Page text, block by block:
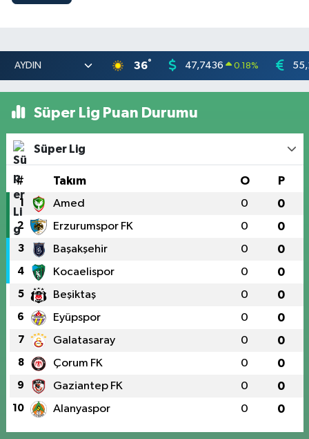
36° 47,7436 0.18%
Süper Lig Puan Durumu
Süper Lig
# Takım O P
1 Amed 0 0
2 Erzurumspor FK 0 0
3 Başakşehir 0 0
4 Kocaelispor 0 0
5 Beşiktaş 0 0
6 Eyüpspor 0 0
7 Galatasaray 0 0
8 Çorum FK 0 0
9 Gaziantep FK 0 0
10 Alanyaspor 0 0